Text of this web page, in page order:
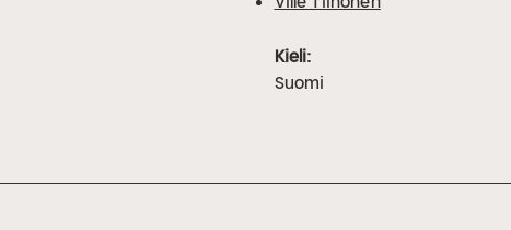
Kieli:
Suomi